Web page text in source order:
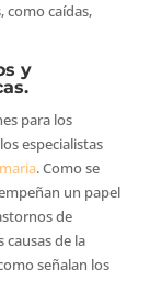
como caídas,
y
para los
especialistas
. Como se
un papel
de
causas de la
señalan los